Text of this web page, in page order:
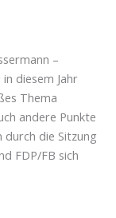
–
diesem Jahr
Thema
andere Punkte
durch die Sitzung
FDP/FB sich